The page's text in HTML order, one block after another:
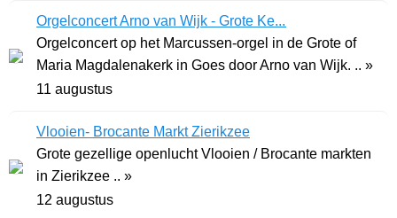
Orgelconcert Arno van Wijk - Grote Ke...
Orgelconcert op het Marcussen-orgel in de Grote of
Maria Magdalenakerk in Goes door Arno van Wijk. .. »
11 augustus
Vlooien- Brocante Markt Zierikzee
Grote gezellige openlucht Vlooien / Brocante markten
in Zierikzee .. »
12 augustus